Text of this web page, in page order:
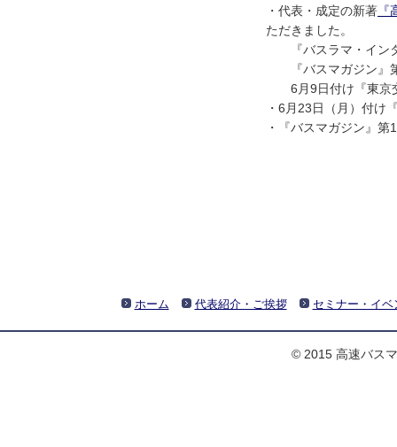
・代表・成定の新著
ただきました。
『バスラマ・イン
『バスマガジン』
6月9日付け『東京
・6月23日（月）付け
・『バスマガジン』
ホーム 代表紹介・ご挨拶 セミナー・イベ
© 2015 高速バス